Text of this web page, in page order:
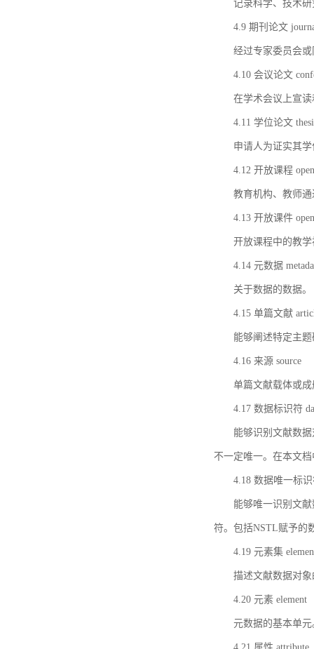
记录科学、技术
4.9 期刊论文
经过专家委员会
4.10 会议论文
在学术会议上宣
4.11 学位论文
申请人为证实其
4.12 开放课程
教育机构、教师
4.13 开放课件
开放课程中的教
4.14 元数据
关于数据的数据。
4.15 单篇文献
能够阐述特定主
4.16 来源 source
单篇文献载体或
4.17 数据标识符
能够识别文献数
不一定唯一。在本文
4.18 数据唯一标
能够唯一识别文
符。包括NSTL赋予的
4.19 元素集
描述文献数据对
4.20 元素 element
元数据的基本单元